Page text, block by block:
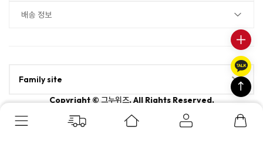
배송 정보
Family site
Copyright ©그누위즈. All Rights Reserved.